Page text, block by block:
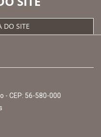
DO SITE
- CEP: 56-580-000